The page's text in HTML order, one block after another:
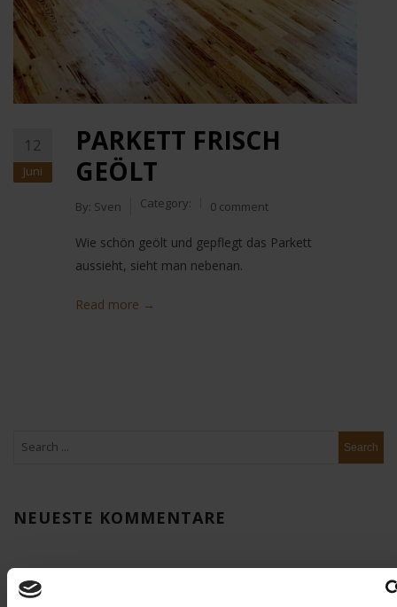
12
Juni
PARKETT FRISCH
GEÖLT
By: Sven Category: 0 comment
Wie schön geölt und gepflegt das Parkett
aussieht, sieht man nebenan.
Read more →
NEUESTE KOMMENTARE
ARCHIV